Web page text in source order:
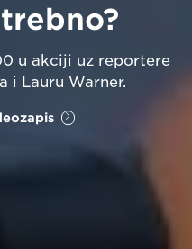
u akciji uz reportere
i Lauru Warner.